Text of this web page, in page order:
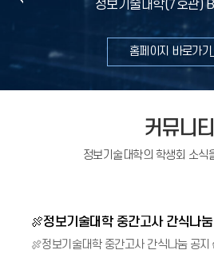
정보기술대학(7호관)
홈페이지 바로가기
커뮤니티
정보기술대학의 학생회 소식
🍖정보기술대학 중간고사 간식나
🍖정보기술대학 중간고사 간식나눔 공